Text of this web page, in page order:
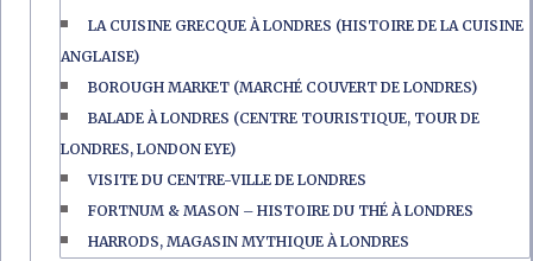
LA CUISINE GRECQUE À LONDRES (HISTOIRE DE LA CUISINE
ANGLAISE)
BOROUGH MARKET (MARCHÉ COUVERT DE LONDRES)
BALADE À LONDRES (CENTRE TOURISTIQUE, TOUR DE
LONDRES, LONDON EYE)
VISITE DU CENTRE-VILLE DE LONDRES
FORTNUM & MASON – HISTOIRE DU THÉ À LONDRES
HARRODS, MAGASIN MYTHIQUE À LONDRES